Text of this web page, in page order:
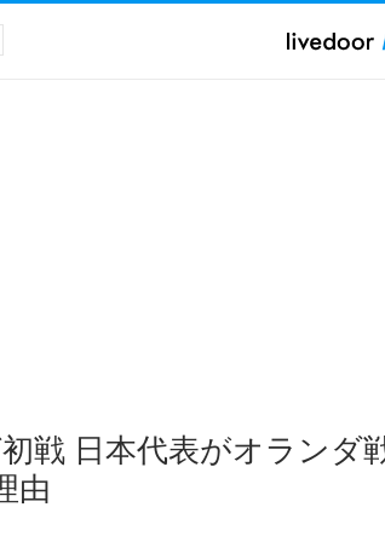
戦 日本代表がオランダ
由